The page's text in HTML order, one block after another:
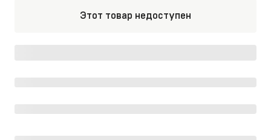
Этот товар недоступен